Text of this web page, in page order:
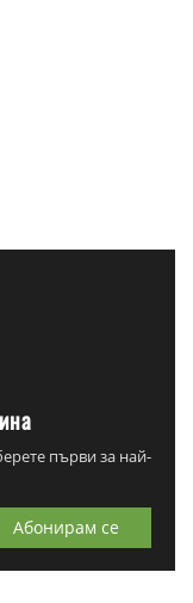
първи за най-
Абонирам се